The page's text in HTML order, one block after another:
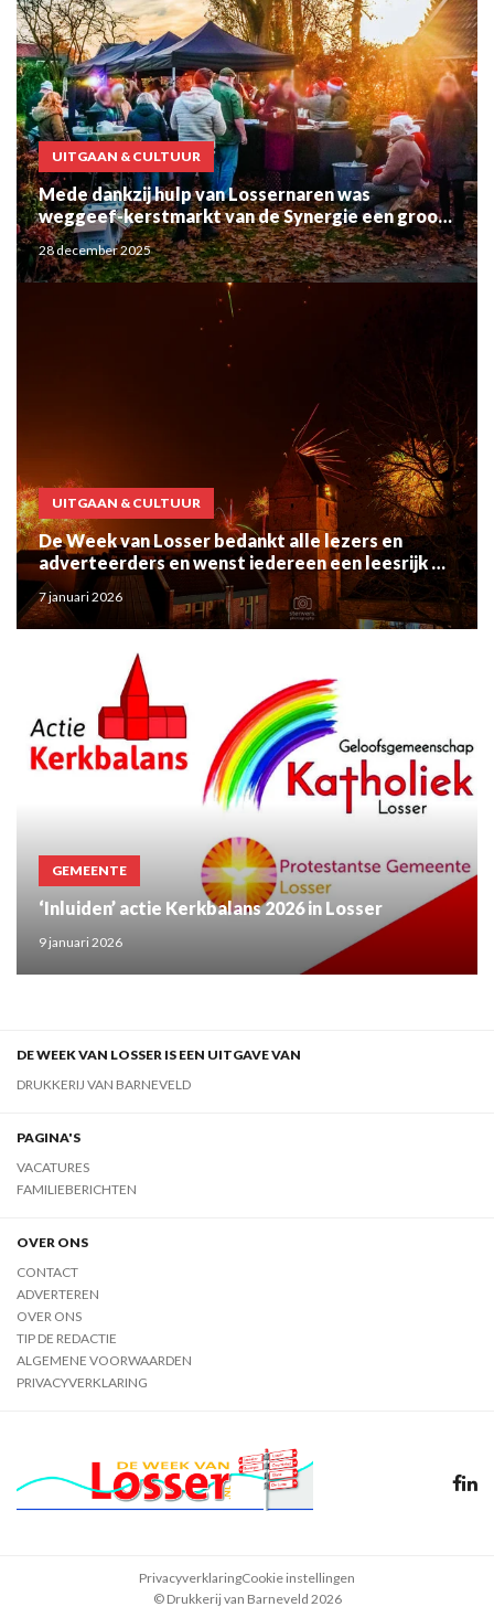
UITGAAN & CULTUUR
Mede dankzij hulp van Lossernaren was
weggeef-kerstmarkt van de Synergie een groot
succes
28 december 2025
UITGAAN & CULTUUR
De Week van Losser bedankt alle lezers en
adverteerders en wenst iedereen een leesrijk en
gelukkig 2026
7 januari 2026
GEMEENTE
‘Inluiden’ actie Kerkbalans 2026 in Losser
9 januari 2026
DE WEEK VAN LOSSER IS EEN UITGAVE VAN
DRUKKERIJ VAN BARNEVELD
PAGINA'S
VACATURES
FAMILIEBERICHTEN
OVER ONS
CONTACT
ADVERTEREN
OVER ONS
TIP DE REDACTIE
ALGEMENE VOORWAARDEN
PRIVACYVERKLARING
© Drukkerij van Barneveld 2026
PrivacyverklaringCookie instellingen